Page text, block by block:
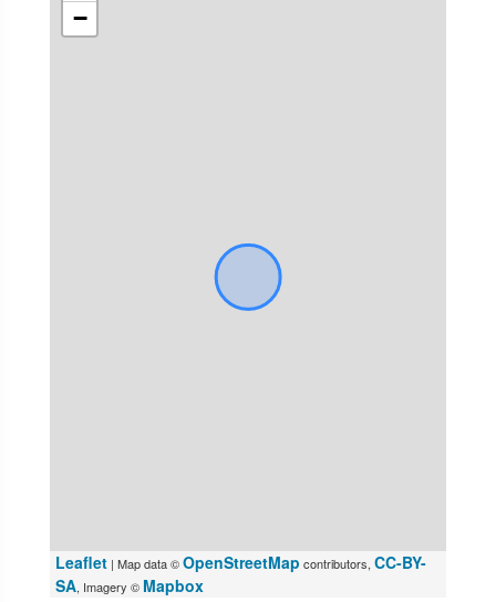
−
Leaflet | Map data ©OpenStreetMap contributors, CC-BY-
SA, Imagery © Mapbox